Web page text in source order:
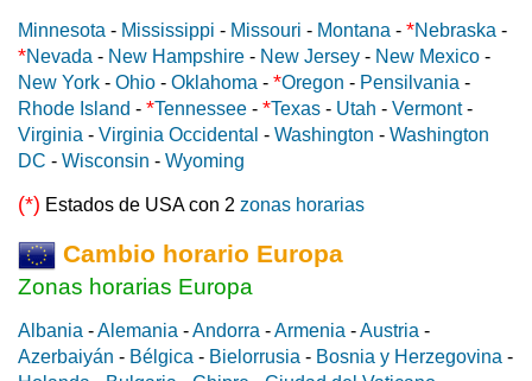
Minnesota - Mississippi - Missouri - Montana - *Nebraska -
*Nevada - New Hampshire - New Jersey - New Mexico -
New York - Ohio - Oklahoma - *Oregon - Pensilvania -
Rhode Island - *Tennessee - *Texas - Utah - Vermont-
Virginia - Virginia Occidental - Washington - Washington
DC - Wisconsin - Wyoming
(*) Estados de USA con 2 zonas horarias
Cambio horario Europa
Zonas horarias Europa
Albania -Alemania -Andorra -Armenia -Austria -
Azerbaiyán - Bélgica - Bielorrusia - Bosnia y Herzegovina -